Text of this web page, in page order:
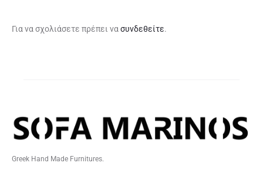
Για να σχολιάσετε πρέπει να συνδεθείτε.
Greek Hand Made Furnitures.